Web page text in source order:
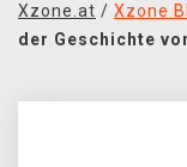
BÜCHER &
Xzone.at / Xzone
der Geschichte